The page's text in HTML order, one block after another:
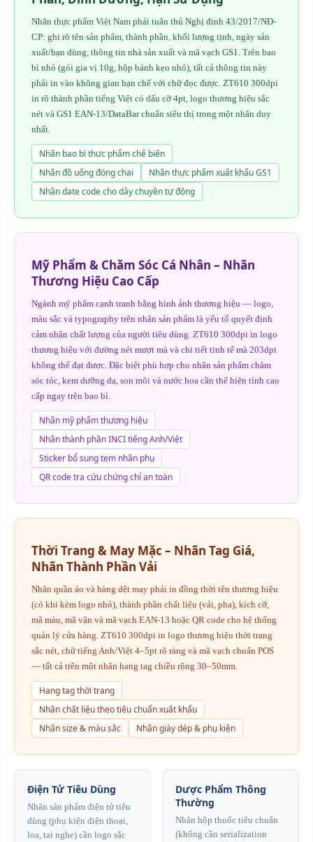
Nhãn thực phẩm Việt Nam phải tuân thủ Nghị định 43/2017/NĐ-
CP: ghi rõ tên sản phẩm, thành phần, khối lượng tịnh, ngày sản
xuất/hạn dùng, thông tin nhà sản xuất và mã vạch GS1. Trên bao
bì nhỏ (gói gia vị 10g, hộp bánh kẹo nhỏ), tất cả thông tin này
phải in vào không gian hạn chế với chữ đọc được. ZT610 300dpi
in rõ thành phần tiếng Việt có dấu cỡ 4pt, logo thương hiệu sắc
nét và GS1 EAN-13/DataBar chuẩn siêu thị trong một nhãn duy
nhất.
Nhãn bao bì thực phẩm chế biến
Nhãn đồ uống đóng chai
Nhãn thực phẩm xuất khẩu GS1
Nhãn date code cho dây chuyền tự động
Mỹ Phẩm & Chăm Sóc Cá Nhân – Nhãn
Thương Hiệu Cao Cấp
Ngành mỹ phẩm cạnh tranh bằng hình ảnh thương hiệu — logo,
màu sắc và typography trên nhãn sản phẩm là yếu tố quyết định
cảm nhận chất lượng của người tiêu dùng. ZT610 300dpi in logo
thương hiệu với đường nét mượt mà và chi tiết tinh tế mà 203dpi
không thể đạt được. Đặc biệt phù hợp cho nhãn sản phẩm chăm
sóc tóc, kem dưỡng da, son môi và nước hoa cần thể hiện tính cao
cấp ngay trên bao bì.
Nhãn mỹ phẩm thương hiệu
Nhãn thành phần INCI tiếng Anh/Việt
Sticker bổ sung tem nhãn phụ
QR code tra cứu chứng chỉ an toàn
Thời Trang & May Mặc – Nhãn Tag Giá,
Nhãn Thành Phần Vải
Nhãn quần áo và hàng dệt may phải in đồng thời tên thương hiệu
(có khi kèm logo nhỏ), thành phần chất liệu (vải, pha), kích cỡ,
mã màu, mã vận và mã vạch EAN-13 hoặc QR code cho hệ thống
quản lý cửa hàng. ZT610 300dpi in logo thương hiệu thời trang
sắc nét, chữ tiếng Anh/Việt 4–5pt rõ ràng và mã vạch chuẩn POS
— tất cả trên một nhãn hang tag chiều rộng 30–50mm.
Hang tag thời trang
Nhãn chất liệu theo tiêu chuẩn xuất khẩu
Nhãn size & màu sắc
Nhãn giày dép & phụ kiện
Điện Tử Tiêu Dùng
Nhãn sản phẩm điện tử tiêu
dùng (phụ kiện điện thoại,
loa, tai nghe) cần logo sắc
Dược Phẩm Thông
Thường
Nhãn hộp thuốc tiêu chuẩn
(không cần serialization